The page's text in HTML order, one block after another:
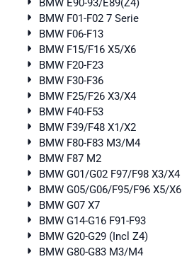
BMW E90-93/E89(Z4)
BMW F01-F02 7 Serie
BMW F06-F13
BMW F15/F16 X5/X6
BMW F20-F23
BMW F30-F36
BMW F25/F26 X3/X4
BMW F40-F53
BMW F39/F48 X1/X2
BMW F80-F83 M3/M4
BMW F87 M2
BMW G01/G02 F97/F98 X3/X4
BMW G05/G06/F95/F96 X5/X6
BMW G07 X7
BMW G14-G16 F91-F93
BMW G20-G29 (Incl Z4)
BMW G80-G83 M3/M4